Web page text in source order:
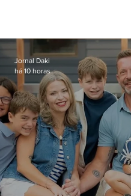
Jornal Daki
há 10 horas